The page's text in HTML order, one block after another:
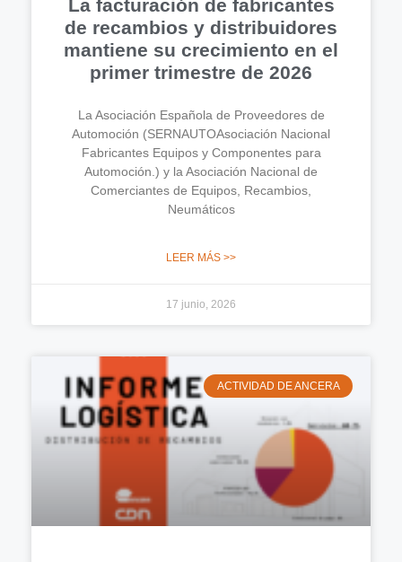
La facturación de fabricantes
de recambios y distribuidores
mantiene su crecimiento en el
primer trimestre de 2026
La Asociación Española de Proveedores de
Automoción (SERNAUTOAsociación Nacional
Fabricantes Equipos y Componentes para
Automoción.) y la Asociación Nacional de
Comerciantes de Equipos, Recambios,
Neumáticos
LEER MÁS >>
17 junio, 2026
ACTIVIDAD DE ANCERA